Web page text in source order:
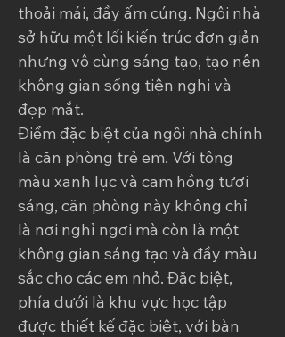
thoải mái, đầy ấm cúng. Ngôi nhà
sở hữu một lối kiến trúc đơn giản
nhưng vô cùng sáng tạo, tạo nên
không gian sống tiện nghi và
đẹp mắt.
Điểm đặc biệt của ngôi nhà chính
là căn phòng trẻ em. Với tông
màu xanh lục và cam hồng tươi
sáng, căn phòng này không chỉ
là nơi nghỉ ngơi mà còn là một
không gian sáng tạo và đầy màu
sắc cho các em nhỏ. Đặc biệt,
phía dưới là khu vực học tập
được thiết kế đặc biệt, với bàn